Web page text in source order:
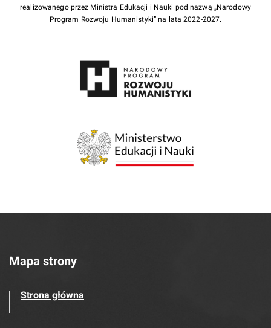
realizowanego przez Ministra Edukacji i Nauki pod nazwą „Narodowy
Program Rozwoju Humanistyki” na lata 2022-2027.
Mapa strony
Strona główna